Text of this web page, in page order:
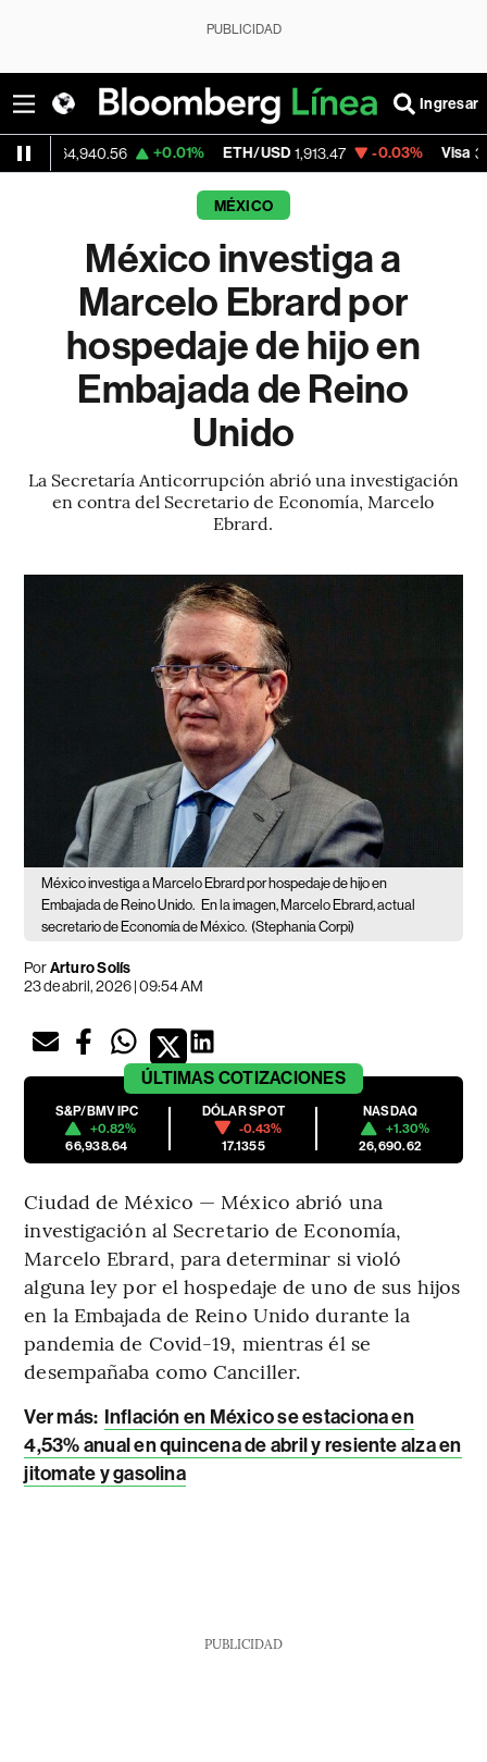
PUBLICIDAD
Ingresar
+0.01% ETH/USD 1,913.47 -0.03% Visa 362.50 -
MÉXICO
México investiga a
Marcelo Ebrard por
hospedaje de hijo en
Embajada de Reino
Unido
La Secretaría Anticorrupción abrió una investigación
en contra del Secretario de Economía, Marcelo
Ebrard.
México investiga a Marcelo Ebrard por hospedaje de hijo en
Embajada de Reino Unido. En la imagen, Marcelo Ebrard, actual
secretario de Economía de México. (Stephania Corpi)
PorArturo Solís
23 de abril, 2026 | 09:54 AM
ÚLTIMAS COTIZACIONES
S&P/BMV IPC
+0.82%
66,938.64
DÓLAR SPOT
-0.43%
17.1355
NASDAQ
+1.30%
26,690.62
Ciudad de México — México abrió una
investigación al Secretario de Economía,
Marcelo Ebrard, para determinar si violó
alguna ley por el hospedaje de uno de sus hijos
en la Embajada de Reino Unido durante la
pandemia de Covid-19, mientras él se
desempañaba como Canciller.
Ver más: Inflación en México se estaciona en
4,53% anual en quincena de abril y resiente alza en
jitomate y gasolina
PUBLICIDAD